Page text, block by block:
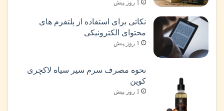
1 روز پیش
نکاتی برای استفاده از پلتفرم های
محتوای الکترونیکی
1 روز پیش
نحوه مصرف سرم سیر سیاه لاکچری
کوین
1 روز پیش